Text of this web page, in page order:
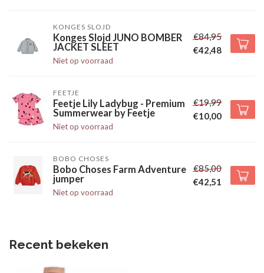
KONGES SLOJD
Konges Slojd JUNO BOMBER
JACKET SLEET
Niet op voorraad
€84,95
€42,48
FEETJE
Feetje Lily Ladybug - Premium
Summerwear by Feetje
Niet op voorraad
€19,99
€10,00
BOBO CHOSES
Bobo Choses Farm Adventure
jumper
Niet op voorraad
€85,00
€42,51
Recent bekeken